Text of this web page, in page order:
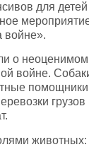
для
войне».
о
войне.
животных: